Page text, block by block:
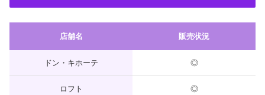
店舗名 販売状況
ドン・キホーテ ◎
ロフト ◎